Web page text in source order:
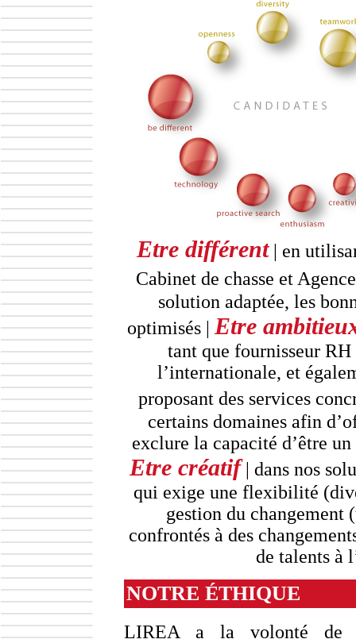
Etre différent| en
Cabinet de chasse et
solution adaptée, les
optimisés | Etre
tant que fournisseur
l’internationale, et
proposant des services
certains domaines afin
exclure la capacité d’être
Etre créatif| dans nos
qui exige une flexibilité
gestion du changement
confrontés à des
de talents à
NOTRE ÉTHIQUE
LIREA a la volonté de